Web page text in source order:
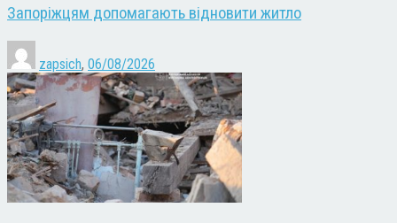
Запоріжцям допомагають відновити житло
zapsich, 06/08/2026